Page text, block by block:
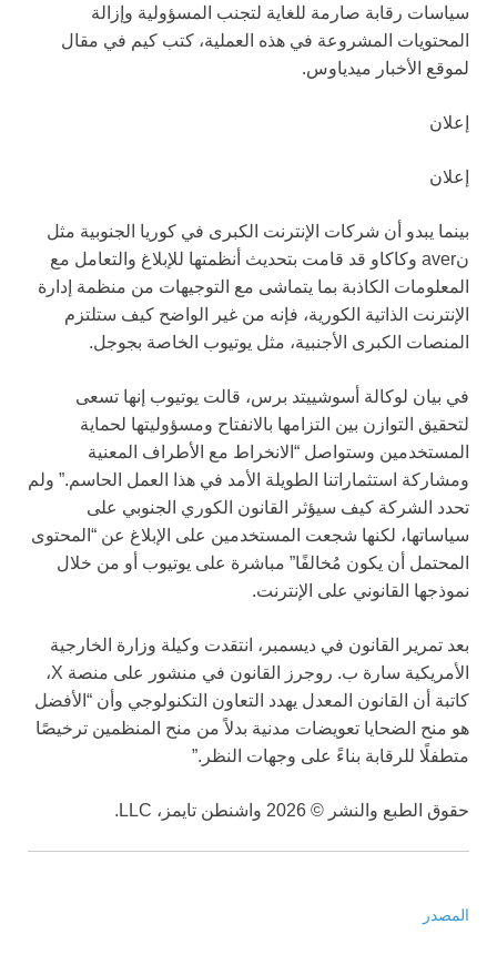
سياسات رقابة صارمة للغاية لتجنب المسؤولية وإزالة
المحتويات المشروعة في هذه العملية، كتب كيم في مقال
لموقع الأخبار ميدياوس.
إعلان
إعلان
بينما يبدو أن شركات الإنترنت الكبرى في كوريا الجنوبية مثل
نaver وكاكاو قد قامت بتحديث أنظمتها للإبلاغ والتعامل مع
المعلومات الكاذبة بما يتماشى مع التوجيهات من منظمة إدارة
الإنترنت الذاتية الكورية، فإنه من غير الواضح كيف ستلتزم
المنصات الكبرى الأجنبية، مثل يوتيوب الخاصة بجوجل.
في بيان لوكالة أسوشييتد برس، قالت يوتيوب إنها تسعى
لتحقيق التوازن بين التزامها بالانفتاح ومسؤوليتها لحماية
المستخدمين وستواصل “الانخراط مع الأطراف المعنية
ومشاركة استثماراتنا الطويلة الأمد في هذا العمل الحاسم.” ولم
تحدد الشركة كيف سيؤثر القانون الكوري الجنوبي على
سياساتها، لكنها شجعت المستخدمين على الإبلاغ عن “المحتوى
المحتمل أن يكون مُخالفًا” مباشرة على يوتيوب أو من خلال
نموذجها القانوني على الإنترنت.
بعد تمرير القانون في ديسمبر، انتقدت وكيلة وزارة الخارجية
الأمريكية سارة ب. روجرز القانون في منشور على منصة X،
كاتبة أن القانون المعدل يهدد التعاون التكنولوجي وأن “الأفضل
هو منح الضحايا تعويضات مدنية بدلاً من منح المنظمين ترخيصًا
متطفلًا للرقابة بناءً على وجهات النظر.”
حقوق الطبع والنشر © 2026 واشنطن تايمز، LLC.
المصدر